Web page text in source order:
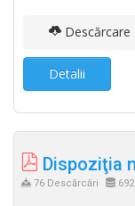
Descărcare
Detalii
Dispoziţia
76 Descărcări